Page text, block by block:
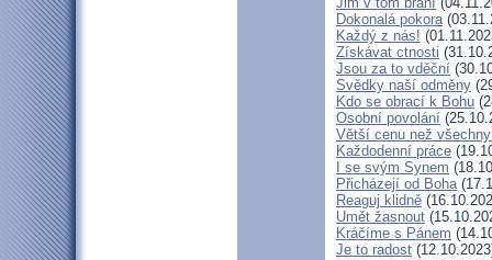
Dokonalá pokora
Každý z nás!
Získávat ctnosti
Jsou za to vděční
Svědky naší odměny
Kdo se obrací k Bohu
Osobní povolání
Větší cenu než
Každodenní práce
I se svým Synem
Přicházejí od Boha
Reaguj klidně
Umět žasnout
Kráčíme s Pánem
Je to radost